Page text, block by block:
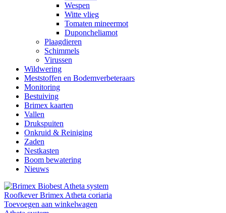
Wespen
Witte vlieg
Tomaten mineermot
Duponcheliamot
Plaagdieren
Schimmels
Virussen
Wildwering
Meststoffen en Bodemverbeteraars
Monitoring
Bestuiving
Brimex kaarten
Vallen
Drukspuiten
Onkruid & Reiniging
Zaden
Nestkasten
Boom bewatering
Nieuws
Roofkever Brimex Atheta coriaria
Toevoegen aan winkelwagen